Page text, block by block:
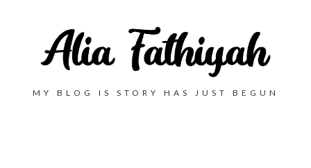
MY BLOG IS STORY HAS JUST BEGUN